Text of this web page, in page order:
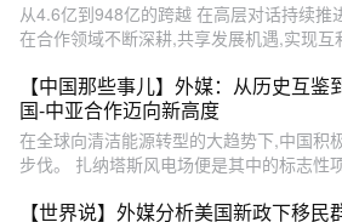
从4.6亿到948亿的跨越 在高层对话持续推
在合作领域不断深耕,共享发展机遇,实现互
【中国那些事儿】外媒：从历史互鉴
国-中亚合作迈向新高度
在全球向清洁能源转型的大趋势下,中国积
步伐。 扎纳塔斯风电场便是其中的标志性
【世界说】外媒分析美国新政下移民